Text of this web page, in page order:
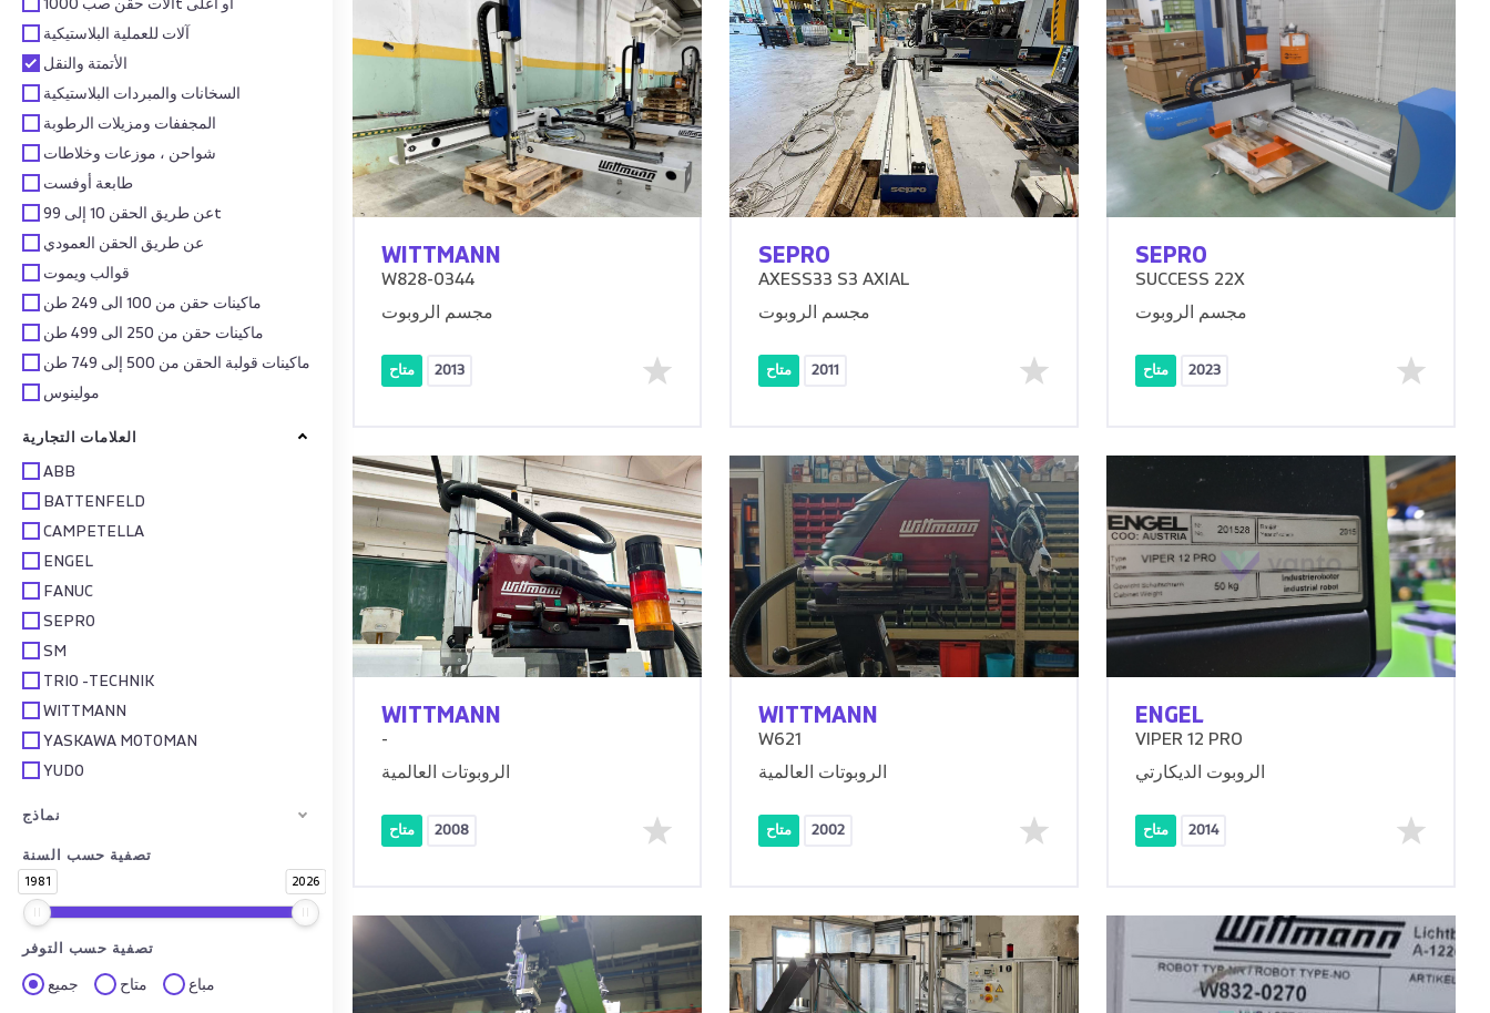
آلات حقن صب 1000t أو أعلى
آلات للعملية البلاستيكية
الأتمتة والنقل
السخانات والمبردات البلاستيكية
المجففات ومزيلات الرطوبة
شواحن ، موزعات وخلاطات
طابعة أوفست
عن طريق الحقن 10 إلى 99t
عن طريق الحقن العمودي
قوالب ويموت
ماكينات حقن من 100 الى 249 طن
ماكينات حقن من 250 الى 499 طن
ماكينات قولبة الحقن من 500 إلى 749 طن
مولينوس
العلامات التجارية
ABB
BATTENFELD
CAMPETELLA
ENGEL
FANUC
SEPRO
SM
TRIO -TECHNIK
WITTMANN
YASKAWA MOTOMAN
YUDO
نماذج
تصفية حسب السنة
1981 2026
تصفية حسب التوفر
جميع متاح مباع
WITTMANN
W828-0344
مجسم الروبوت
متاح 2013
SEPRO
AXESS33 S3 AXIAL
مجسم الروبوت
متاح 2011
SEPRO
SUCCESS 22X
مجسم الروبوت
متاح 2023
WITTMANN
-
الروبوتات العالمية
متاح 2008
WITTMANN
W621
الروبوتات العالمية
متاح 2002
ENGEL
VIPER 12 PRO
الروبوت الديكارتي
متاح 2014